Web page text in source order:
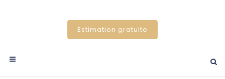
Estimation gratuite